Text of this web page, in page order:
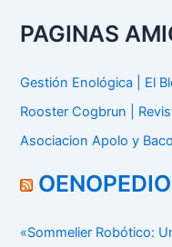
PAGINAS
Gestión Enológica | El
Rooster Cogbrun |
Asociacion Apolo y Baco
«Sommelier Robótico: